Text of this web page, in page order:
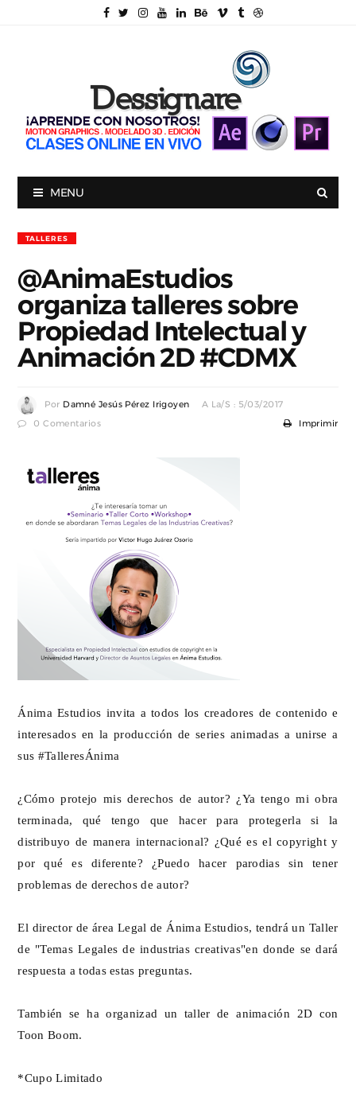
MENU
TALLERES
@AnimaEstudios
organiza talleres sobre
Propiedad Intelectual y
Animación 2D #CDMX
Por Damné Jesús Pérez Irigoyen A La/s : 5/03/2017
0 Comentarios Imprimir
Ánima Estudios invita a todos los creadores de contenido e
interesados en la producción de series animadas a unirse a
sus #TalleresÁnima
¿Cómo protejo mis derechos de autor? ¿Ya tengo mi obra
terminada, qué tengo que hacer para protegerla si la
distribuyo de manera internacional? ¿Qué es el copyright y
por qué es diferente? ¿Puedo hacer parodias sin tener
problemas de derechos de autor?
El director de área Legal de Ánima Estudios, tendrá un Taller
de "Temas Legales de industrias creativas"en donde se dará
respuesta a todas estas preguntas.
También se ha organizad un taller de animación 2D con
Toon Boom.
*Cupo Limitado